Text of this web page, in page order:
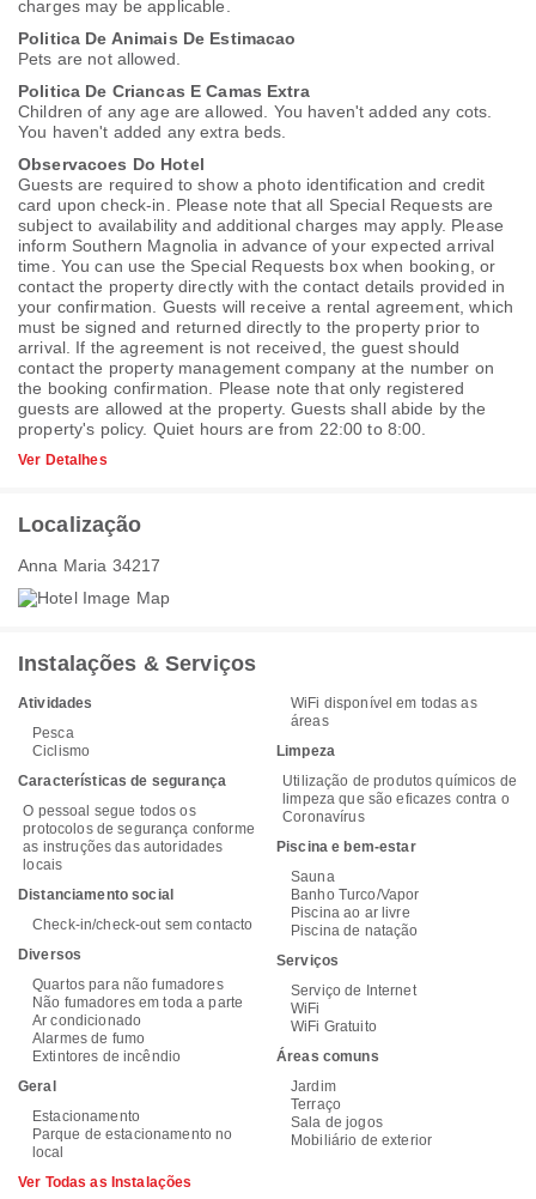
charges may be applicable.
Politica De Animais De Estimacao
Pets are not allowed.
Politica De Criancas E Camas Extra
Children of any age are allowed. You haven't added any cots.
You haven't added any extra beds.
Observacoes Do Hotel
Guests are required to show a photo identification and credit
card upon check-in. Please note that all Special Requests are
subject to availability and additional charges may apply. Please
inform Southern Magnolia in advance of your expected arrival
time. You can use the Special Requests box when booking, or
contact the property directly with the contact details provided in
your confirmation. Guests will receive a rental agreement, which
must be signed and returned directly to the property prior to
arrival. If the agreement is not received, the guest should
contact the property management company at the number on
the booking confirmation. Please note that only registered
guests are allowed at the property. Guests shall abide by the
property's policy. Quiet hours are from 22:00 to 8:00.
Ver Detalhes
Localização
Anna Maria 34217
Instalações & Serviços
Atividades
Pesca
Ciclismo
Características de segurança
O pessoal segue todos os
protocolos de segurança conforme
as instruções das autoridades
locais
Distanciamento social
Check-in/check-out sem contacto
Diversos
Quartos para não fumadores
Não fumadores em toda a parte
Ar condicionado
Alarmes de fumo
Extintores de incêndio
Geral
Estacionamento
Parque de estacionamento no
local
WiFi disponível em todas as
áreas
Limpeza
Utilização de produtos químicos de
limpeza que são eficazes contra o
Coronavírus
Piscina e bem-estar
Sauna
Banho Turco/Vapor
Piscina ao ar livre
Piscina de natação
Serviços
Serviço de Internet
WiFi
WiFi Gratuito
Áreas comuns
Jardim
Terraço
Sala de jogos
Mobiliário de exterior
Ver Todas as Instalações